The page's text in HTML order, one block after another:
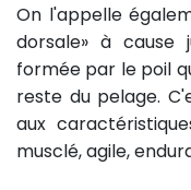
On l'appelle
dorsale» à
formée par le poil
reste du pelage.
aux
musclé, agile,